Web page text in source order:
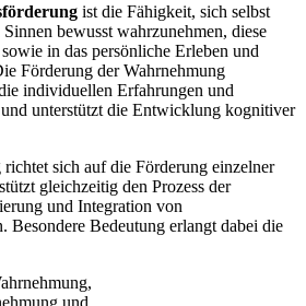
ist die Fähigkeit, sich selbst
bewusst wahrzunehmen, diese
in das persönliche Erleben und
Förderung der Wahrnehmung
individuellen Erfahrungen und
unterstützt die Entwicklung kognitiver
sich auf die Förderung einzelner
gleichzeitig den Prozess der
und Integration von
Besondere Bedeutung erlangt dabei die
und